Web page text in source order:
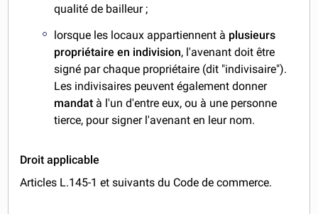
qualité de bailleur ;
lorsque les locaux appartiennent à plusieurs
propriétaire en indivision, l'avenant doit être
signé par chaque propriétaire (dit "indivisaire").
Les indivisaires peuvent également donner
mandat à l'un d'entre eux, ou à une personne
tierce, pour signer l'avenant en leur nom.
Droit applicable
Articles L.145-1 et suivants du Code de commerce.